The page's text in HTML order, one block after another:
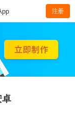
注册
卓